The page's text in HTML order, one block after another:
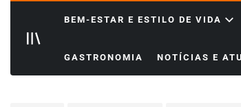
BEM-ESTAR E ESTILO DE VIDA
GASTRONOMIA NOTÍCIAS E